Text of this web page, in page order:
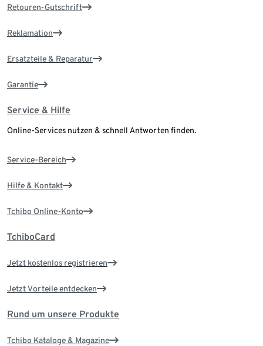
Retouren-Gutschrift
Reklamation
Ersatzteile & Reparatur
Garantie
Service & Hilfe
Online-Services nutzen & schnell Antworten finden.
Service-Bereich
Hilfe & Kontakt
Tchibo Online-Konto
TchiboCard
Jetzt kostenlos registrieren
Jetzt Vorteile entdecken
Rund um unsere Produkte
Tchibo Kataloge & Magazine